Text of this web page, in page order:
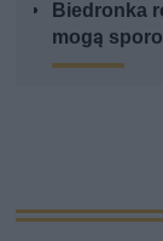
Biedronka
mogą